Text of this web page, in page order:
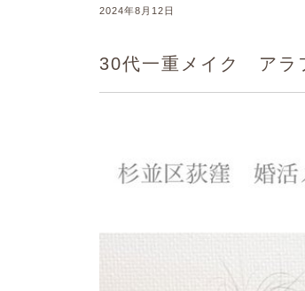
2024年8月12日
30代一重メイク アラ